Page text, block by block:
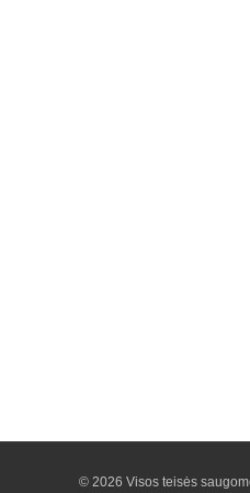
© 2026 Visos teisės